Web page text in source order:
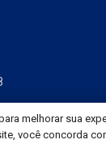
melhorar sua
você concorda